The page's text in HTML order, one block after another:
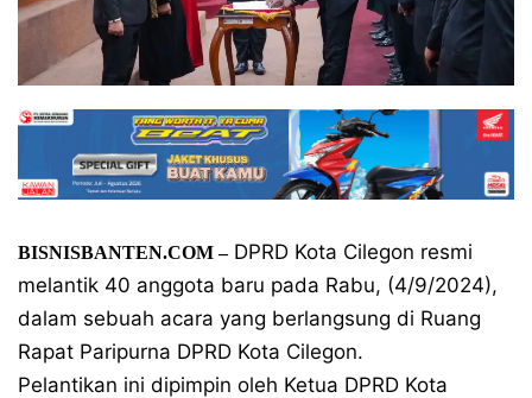
BISNISBANTEN.COM –DPRD Kota Cilegon resmi
melantik 40 anggota baru pada Rabu, (4/9/2024),
dalam sebuah acara yang berlangsung di Ruang
Rapat Paripurna DPRD Kota Cilegon.
Pelantikan ini dipimpin oleh Ketua DPRD Kota